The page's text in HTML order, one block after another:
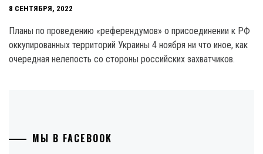
8 СЕНТЯБРЯ, 2022
Планы по проведению «референдумов» о присоединении к РФ
оккупированных территорий Украины 4 ноября ни что иное, как
очередная нелепость со стороны российских захватчиков.
МЫ В FACEBOOK